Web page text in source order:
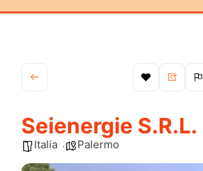
Seienergie S.R.L.
Italia Palermo